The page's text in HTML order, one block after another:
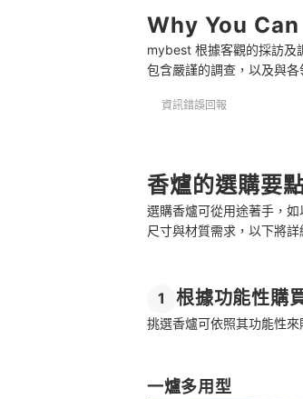
推薦十大香爐人氣排行榜
選購香爐的常見問題
了解其他薰香相關產品
總結
Why You
mybest 根據客觀的採訪及
包含嚴謹的調查，以及與
資訊錯誤回報
香爐的選購要
選購香爐可從用途著手，
尺寸與材質需求，以下將
1 根據功能性購
挑選香爐可依照其功能性
一爐多用型